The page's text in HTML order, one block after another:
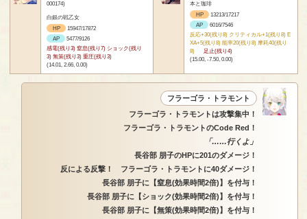
000174)
白銀の戦乙女
HP
15947/17872
AP
5477/9126
感電(残り3) 窒息(残り7) ショック(残り
3) 無策(残り3) 重圧(残り3)
(14.01, 2.66, 0.00)
本と珈琲
HP
13213/17217
AP
6016/7546
反応+30(残り8) クリティカル+1(残り8) E
XA+5(残り8) 能率20(残り8) 摩耗40(残り
8)
足止(残り4)
(15.00, -7.50, 0.00)
フラーゴラ・トラモント
フラーゴラ・トラモントは攻撃集中！
フラーゴラ・トラモントのCode Red！
「……行くよ」
長谷部 朋子のHPに201のダメージ！
反による反撃！ フラーゴラ・トラモントに40ダメージ！
長谷部 朋子に【窒息(効果時間2倍)】を付与！
長谷部 朋子に【ショック(効果時間2倍)】を付与！
長谷部 朋子に【無策(効果時間2倍)】を付与！